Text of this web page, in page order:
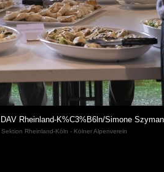
Rheinland-K%C3%B6ln/Simone
Rheinland-Köln - Kölner Alpenverein